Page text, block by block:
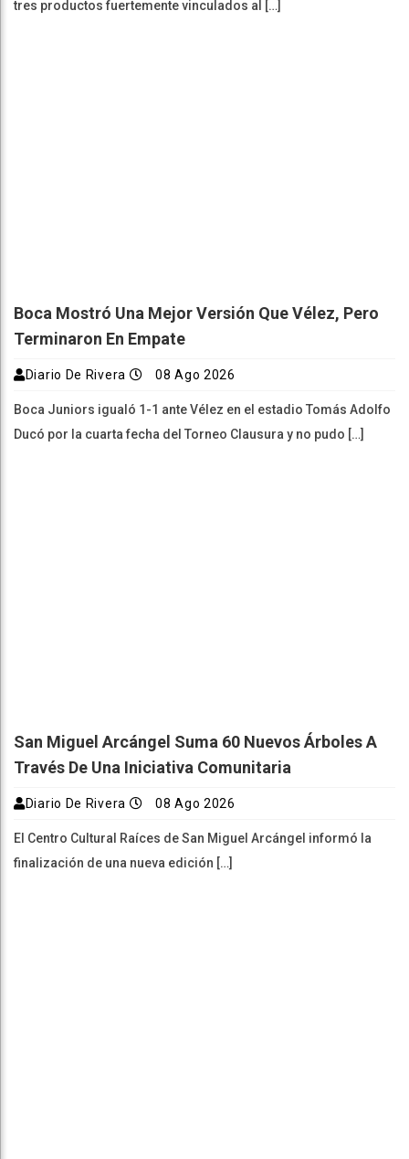
tres productos fuertemente vinculados al […]
Boca Mostró Una Mejor Versión Que Vélez, Pero
Terminaron En Empate
Diario De Rivera 08 Ago 2026
Boca Juniors igualó 1-1 ante Vélez en el estadio Tomás Adolfo
Ducó por la cuarta fecha del Torneo Clausura y no pudo […]
San Miguel Arcángel Suma 60 Nuevos Árboles A
Través De Una Iniciativa Comunitaria
Diario De Rivera 08 Ago 2026
El Centro Cultural Raíces de San Miguel Arcángel informó la
finalización de una nueva edición […]